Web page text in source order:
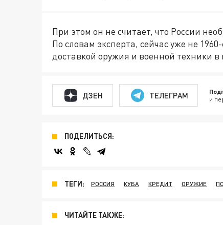
При этом он не считает, что России
По словам эксперта, сейчас уже не
доставкой оружия и военной техники
ДЗЕН ТЕЛЕГРАМ и
ПОДЕЛИТЬСЯ:
ТЕГИ: РОССИЯ КУБА КРЕДИТ ОРУЖИЕ
ЧИТАЙТЕ ТАКЖЕ: